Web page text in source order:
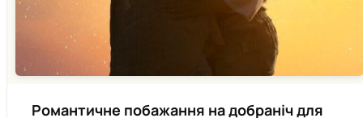
Романтичне побажання на добраніч для